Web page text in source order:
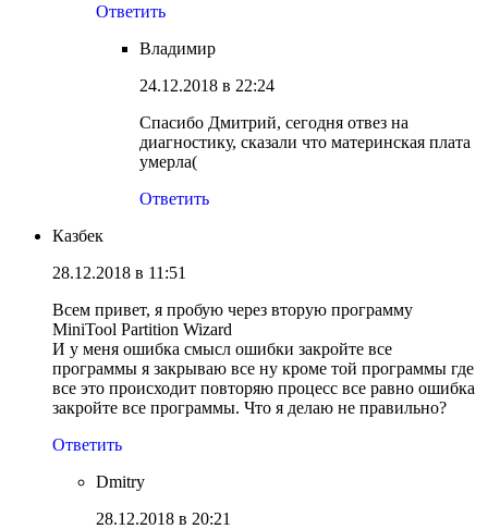
Ответить
Владимир
24.12.2018 в 22:24
Спасибо Дмитрий, сегодня отвез на
диагностику, сказали что материнская плата
умерла(
Ответить
Казбек
28.12.2018 в 11:51
Всем привет, я пробую через вторую программу
MiniTool Partition Wizard
И у меня ошибка смысл ошибки закройте все
программы я закрываю все ну кроме той программы где
все это происходит повторяю процесс все равно ошибка
закройте все программы. Что я делаю не правильно?
Ответить
Dmitry
28.12.2018 в 20:21